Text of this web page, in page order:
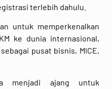
terlebih dahulu.
untuk memperkenalkan
ke dunia internasional,
pusat bisnis, MICE,
menjadi ajang untuk